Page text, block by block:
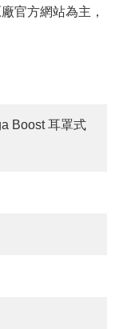
官方網站為主，
Boost 耳罩式